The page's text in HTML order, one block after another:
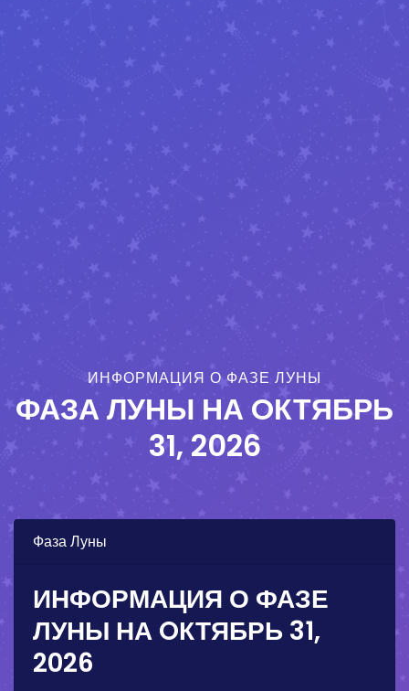
ИНФОРМАЦИЯ О ФАЗЕ ЛУНЫ
ФАЗА ЛУНЫ НА OКТЯБРЬ
31, 2026
Фаза Луны
ИНФОРМАЦИЯ О ФАЗЕ
ЛУНЫ НА OКТЯБРЬ 31,
2026